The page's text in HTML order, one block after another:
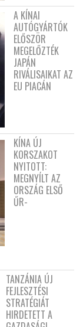
A KÍNAI
AUTÓGYÁRTÓK
ELŐSZÖR
MEGELŐZTÉK
JAPÁN
RIVÁLISAIKAT AZ
EU PIACÁN
KÍNA ÚJ
KORSZAKOT
NYITOTT:
MEGNYÍLT AZ
ORSZÁG ELSŐ
ŰR-
TANZÁNIA ÚJ
FEJLESZTÉSI
STRATÉGIÁT
HIRDETETT A